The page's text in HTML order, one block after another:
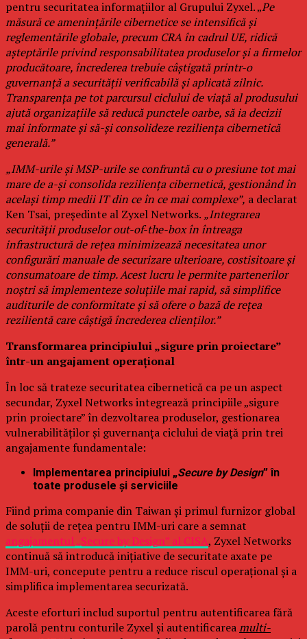
pentru securitatea informațiilor al Grupului Zyxel. „Pe
măsură ce amenințările cibernetice se intensifică și
reglementările globale, precum CRA în cadrul UE, ridică
așteptările privind responsabilitatea produselor și a firmelor
producătoare, încrederea trebuie câștigată printr-o
guvernanță a securității verificabilă și aplicată zilnic.
Transparența pe tot parcursul ciclului de viață al produsului
ajută organizațiile să reducă punctele oarbe, să ia decizii
mai informate și să-și consolideze reziliența cibernetică
generală.”
„IMM-urile și MSP-urile se confruntă cu o presiune tot mai
mare de a-și consolida reziliența cibernetică, gestionând în
același timp medii IT din ce în ce mai complexe”, a declarat
Ken Tsai, președinte al Zyxel Networks. „Integrarea
securității produselor out-of-the-box în întreaga
infrastructură de rețea minimizează necesitatea unor
configurări manuale de securizare ulterioare, costisitoare și
consumatoare de timp. Acest lucru le permite partenerilor
noștri să implementeze soluțiile mai rapid, să simplifice
auditurile de conformitate și să ofere o bază de rețea
rezilientă care câștigă încrederea clienților.”
Transformarea principiului „sigure prin proiectare”
într-un angajament operațional
În loc să trateze securitatea cibernetică ca pe un aspect
secundar, Zyxel Networks integrează principiile „sigure
prin proiectare” în dezvoltarea produselor, gestionarea
vulnerabilităților și guvernanța ciclului de viață prin trei
angajamente fundamentale:
Implementarea principiului „Secure by Design” în
toate produsele și serviciile
Fiind prima companie din Taiwan și primul furnizor global
de soluții de rețea pentru IMM-uri care a semnat
angajamentul „Secure by Design” al CISA, Zyxel Networks
continuă să introducă inițiative de securitate axate pe
IMM-uri, concepute pentru a reduce riscul operațional și a
simplifica implementarea securizată.
Aceste eforturi includ suportul pentru autentificarea fără
parolă pentru conturile Zyxel și autentificareamulti-